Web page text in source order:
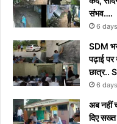
संभव….
6
​SDM
पढ़ाई
छात्र..
6
अब नहीं
दिए सख्त